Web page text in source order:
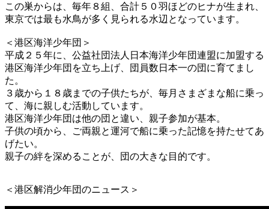
この巣からは、毎年８組、合計５０羽ほどのヒナが生まれ、
東京では最も水鳥が多く見られる水辺となっています。
＜港区海洋少年団＞
平成２５年に、公益社団法人日本海洋少年団連盟に加盟する
港区海洋少年団を立ち上げ、団員数日本一の団に育てまし
た。
３歳から１８歳までの子供たちが、毎月さまざまな船に乗っ
て、海に親しむ活動しています。
港区海洋少年団は他の団と違い、親子参加が基本。
子供の頃から、ご両親と運河で船に乗った記憶を持たせてあ
げたい。
親子の絆を深めることが、団の大きな目的です。
＜港区解消少年団のニュース＞